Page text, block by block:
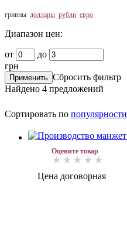
гривны доллары рубли евро
Диапазон цен:
от
до
грн
Сбросить фильтр
Найдено 4 предложений
Сортировать по популярности
Оцените товар
Цена договорная